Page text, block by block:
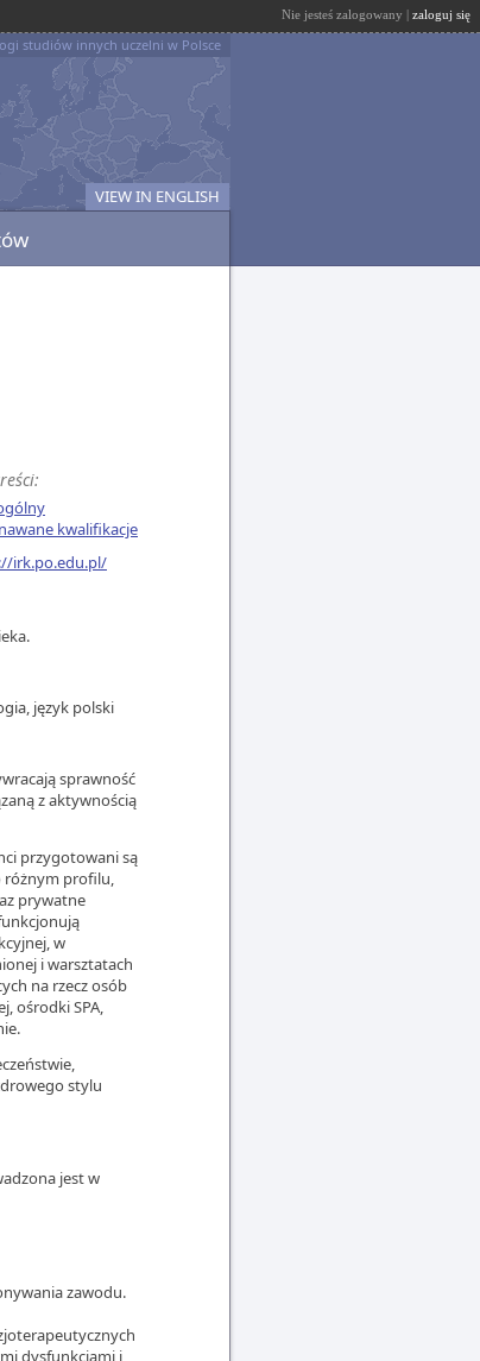
Nie jesteś zalogowany | zaloguj się
studiów innych uczelni w Polsce
VIEW IN ENGLISH
kwalifikacje
irk.po.edu.pl/
język polski
sprawność
z aktywnością
przygotowani są
różnym profilu,
prywatne
w
i warsztatach
na rzecz osób
ośrodki SPA,
stylu
jest w
zawodu.
dysfunkcjami i